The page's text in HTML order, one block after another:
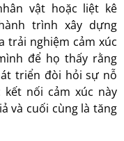
vật hoặc liệt kê
trình xây dựng
trải nghiệm cảm xúc
để họ thấy rằng
triển đòi hỏi sự nỗ
kết nối cảm xúc này
và cuối cùng là tăng